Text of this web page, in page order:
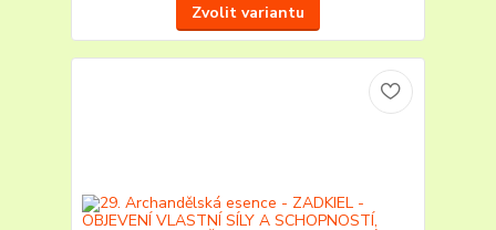
Zvolit variantu